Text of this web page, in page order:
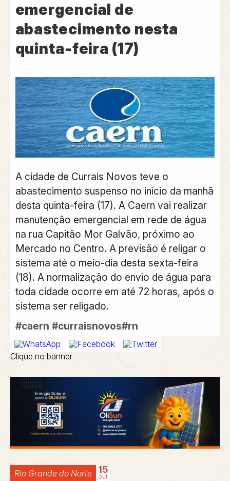
emergencial de
abastecimento nesta
quinta-feira (17)
A cidade de Currais Novos teve o
abastecimento suspenso no início da manhã
desta quinta-feira (17). A Caern vai realizar
manutenção emergencial em rede de água
na rua Capitão Mor Galvão, próximo ao
Mercado no Centro. A previsão é religar o
sistema até o meio-dia desta sexta-feira
(18). A normalização do envio de água para
toda cidade ocorre em até 72 horas, após o
sistema ser religado.
#caern #curraisnovos#rn
Clique no banner
Rio Grande do Norte 15
out